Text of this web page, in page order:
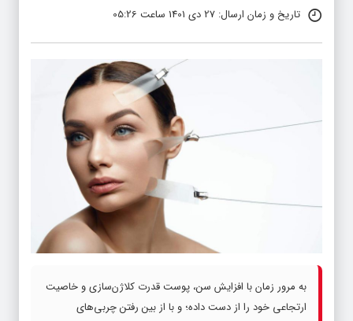
تاریخ و زمان ارسال: 27 دی 1401 ساعت 05:26
به مرور زمان با افزایش سن، پوست قدرت کلاژن‌سازی و خاصیت
ارتجاعی خود را از دست داده؛ و با از بین رفتن چربی‌های